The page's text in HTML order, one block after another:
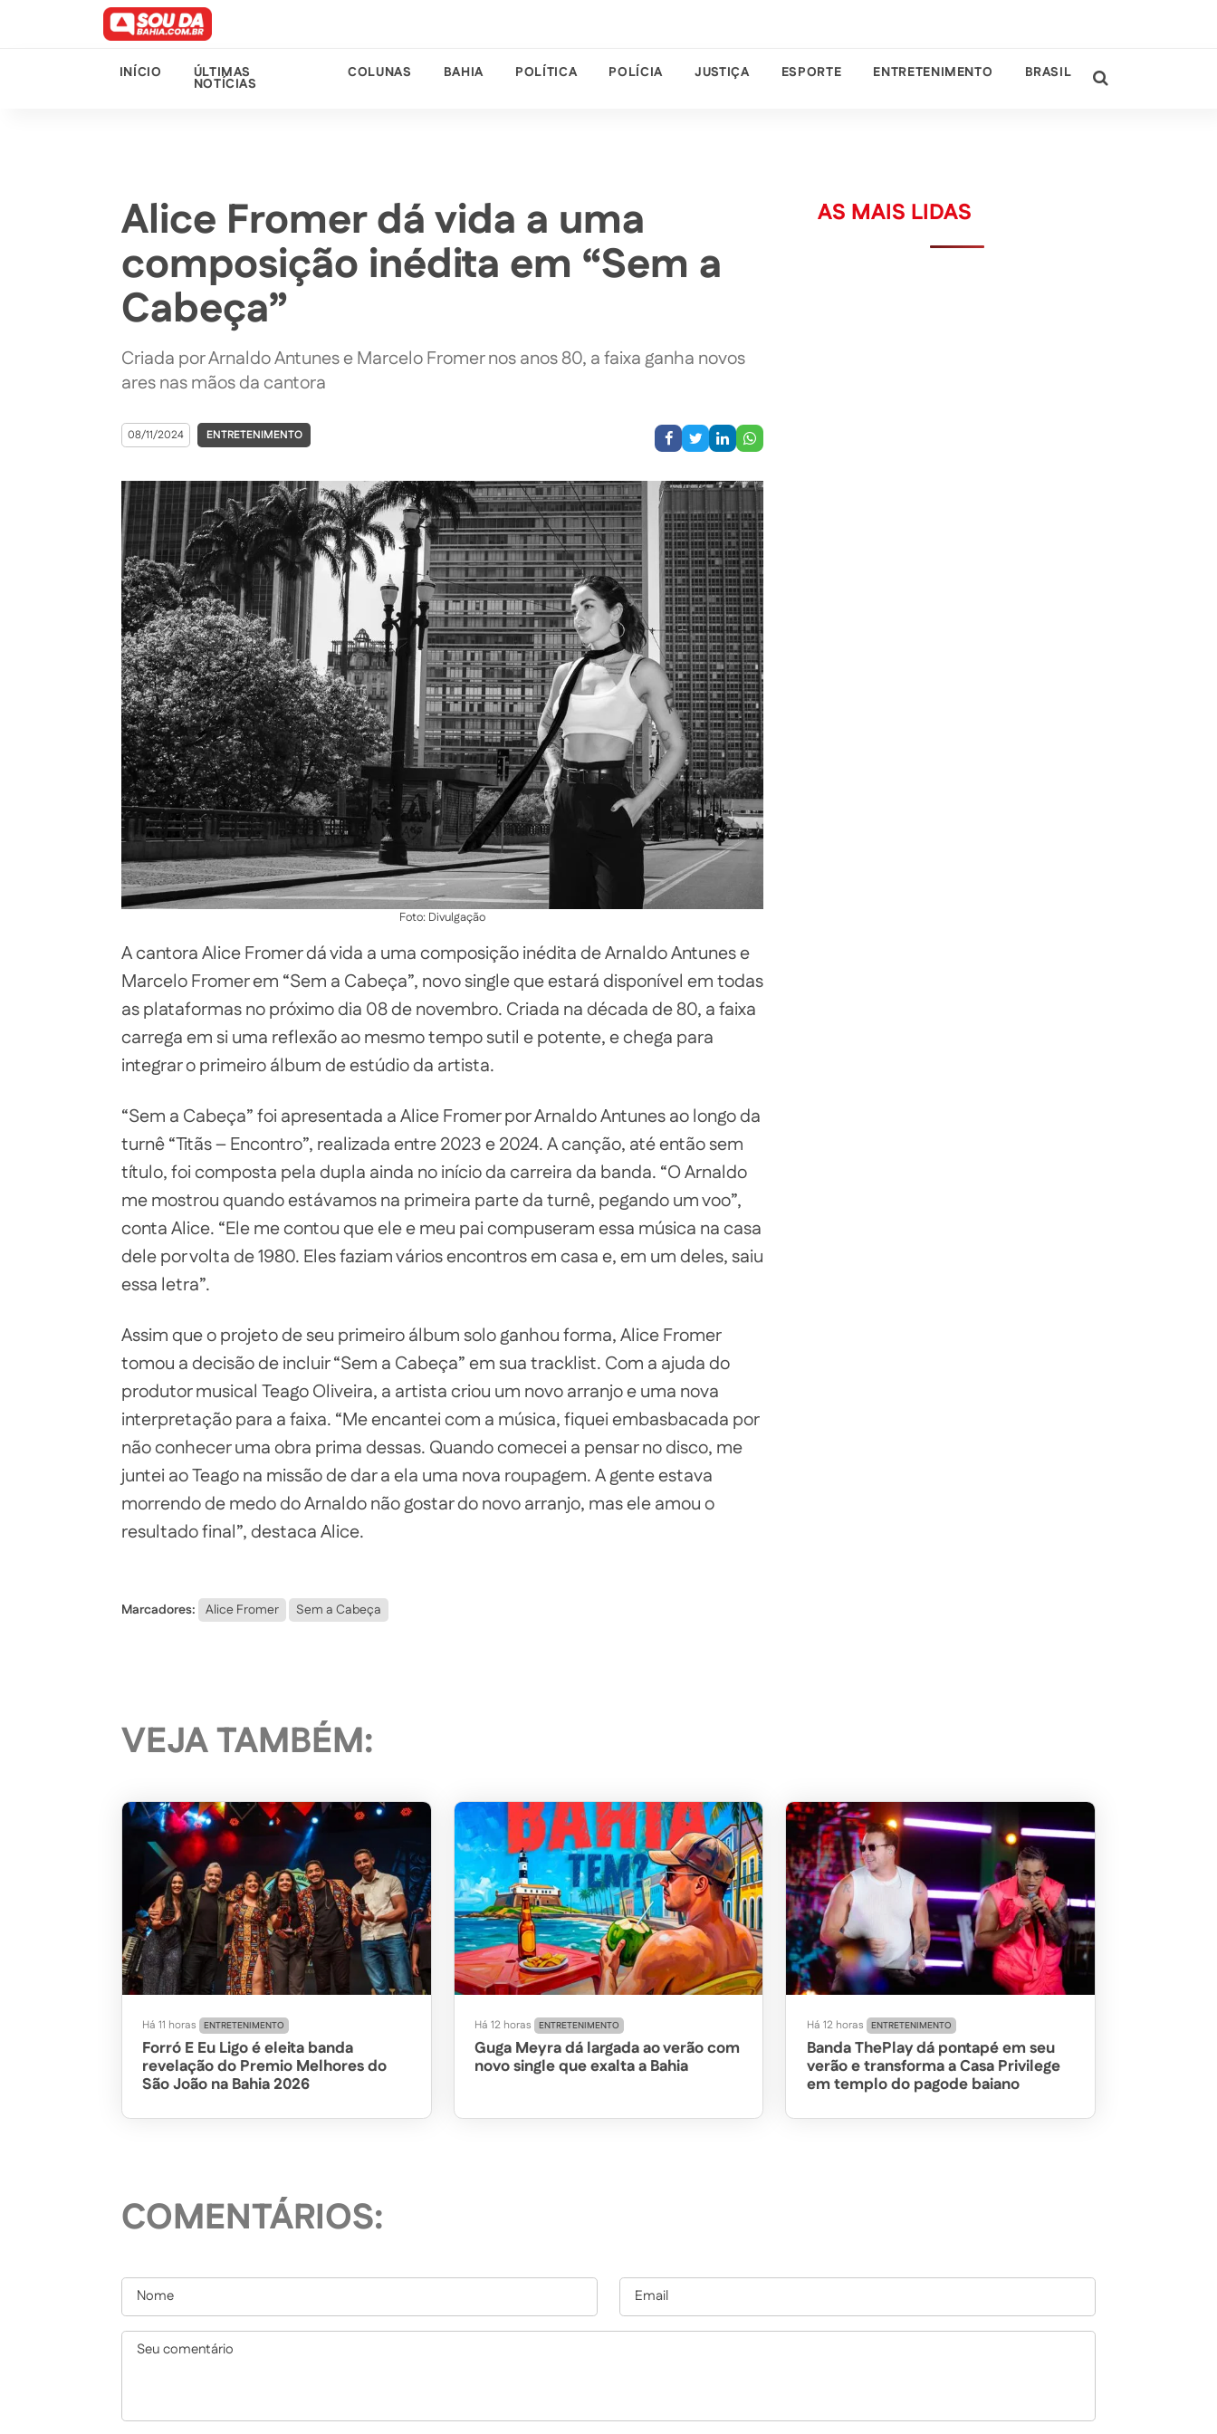
INÍCIO ÚLTIMAS
NOTÍCIAS
COLUNAS BAHIA POLÍTICA POLÍCIA JUSTIÇA ESPORTE ENTRETENIMENTO BRASIL
Alice Fromer dá vida a uma
composição inédita em “Sem a
Cabeça”
Criada por Arnaldo Antunes e Marcelo Fromer nos anos 80, a faixa ganha novos
ares nas mãos da cantora
08/11/2024 ENTRETENIMENTO
Foto: Divulgação
A cantora Alice Fromer dá vida a uma composição inédita de Arnaldo Antunes e
Marcelo Fromer em “Sem a Cabeça”, novo single que estará disponível em todas
as plataformas no próximo dia 08 de novembro. Criada na década de 80, a faixa
carrega em si uma reflexão ao mesmo tempo sutil e potente, e chega para
integrar o primeiro álbum de estúdio da artista.
“Sem a Cabeça” foi apresentada a Alice Fromer por Arnaldo Antunes ao longo da
turnê “Titãs – Encontro”, realizada entre 2023 e 2024. A canção, até então sem
título, foi composta pela dupla ainda no início da carreira da banda. “O Arnaldo
me mostrou quando estávamos na primeira parte da turnê, pegando um voo”,
conta Alice. “Ele me contou que ele e meu pai compuseram essa música na casa
dele por volta de 1980. Eles faziam vários encontros em casa e, em um deles, saiu
essa letra”.
Assim que o projeto de seu primeiro álbum solo ganhou forma, Alice Fromer
tomou a decisão de incluir “Sem a Cabeça” em sua tracklist. Com a ajuda do
produtor musical Teago Oliveira, a artista criou um novo arranjo e uma nova
interpretação para a faixa. “Me encantei com a música, fiquei embasbacada por
não conhecer uma obra prima dessas. Quando comecei a pensar no disco, me
juntei ao Teago na missão de dar a ela uma nova roupagem. A gente estava
morrendo de medo do Arnaldo não gostar do novo arranjo, mas ele amou o
resultado final”, destaca Alice.
Marcadores: Alice Fromer Sem a Cabeça
AS MAIS LIDAS
VEJA TAMBÉM:
Há 11 horas ENTRETENIMENTO
Forró E Eu Ligo é eleita banda
revelação do Premio Melhores do
São João na Bahia 2026
Há 12 horas ENTRETENIMENTO
Guga Meyra dá largada ao verão com
novo single que exalta a Bahia
Há 12 horas ENTRETENIMENTO
Banda ThePlay dá pontapé em seu
verão e transforma a Casa Privilege
em templo do pagode baiano
COMENTÁRIOS: